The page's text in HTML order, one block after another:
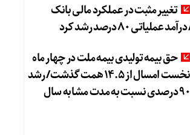
تغییر مثبت در عملکرد مالی بانک
۸۰ درصد رشد کرد
حق بیمه تولیدی بیمه ملت در چهار ماه
نخست امسال از ۱۴.۵ همت گذشت/ رشد
۹۰ درصدی نسبت به مدت مشابه سال